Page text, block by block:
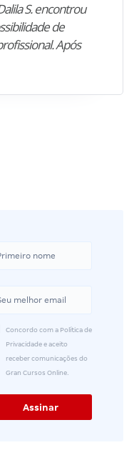
S. encontrou
de
Após
Concordo com a Política de
Privacidade e aceito
receber comunicações do
Gran Cursos Online.